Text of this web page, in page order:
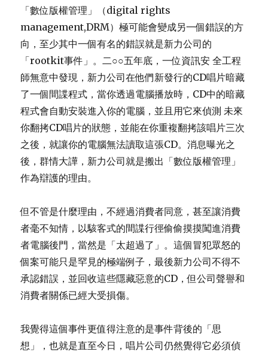
「數位版權管理」（digital rights
management,DRM）極可能會變成另一個錯誤的方
向，至少其中一個有名的錯誤就是新力公司的
「rootkit事件」。二○○五年底，一位資訊安 全工程
師無意中發現，新力公司在他們新發行的CD唱片暗藏
了一個間諜程式，當你透過電腦播放時，CD中的暗藏
程式會自動安裝進入你的電腦，並且用它來偵測 未來
你翻拷CD唱片的狀態，並能在你重複翻拷該唱片三次
之後，就讓你的電腦無法讀取這張CD。消息曝光之
後，群情大譁，新力公司就是搬出「數位版權管理」
作為辯護的理由。
但不管是什麼理由，不經過消費者同意，甚至讓消費
者毫不知情，以駭客式的間諜行徑偷偷摸摸闖進消費
者電腦後門，當然是「太超過了」。這個冒犯眾怒的
個案可能只是罕見的極端例子，最後新力公司不得不
承認錯誤，並回收這些隱藏惡意的CD，但公司聲譽和
消費者關係已經大受損傷。
我覺得這個事件更值得注意的是事件背後的「思
想」，也就是直至今日，唱片公司仍然覺得它必須偵